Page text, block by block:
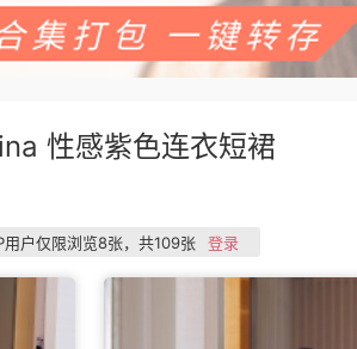
性感紫色连衣短裙
用户仅限浏览8张，共109张 登录